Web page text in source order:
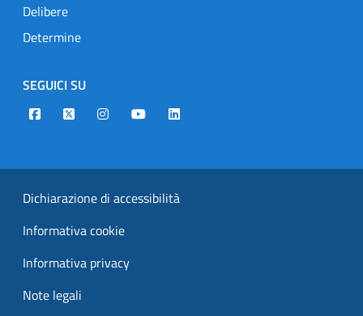
Delibere
Determine
SEGUICI SU
Designers Italia
TwitterInstagramYoutubeLinkedin
Dichiarazione di accessibilità
Informativa cookie
Informativa privacy
Note legali